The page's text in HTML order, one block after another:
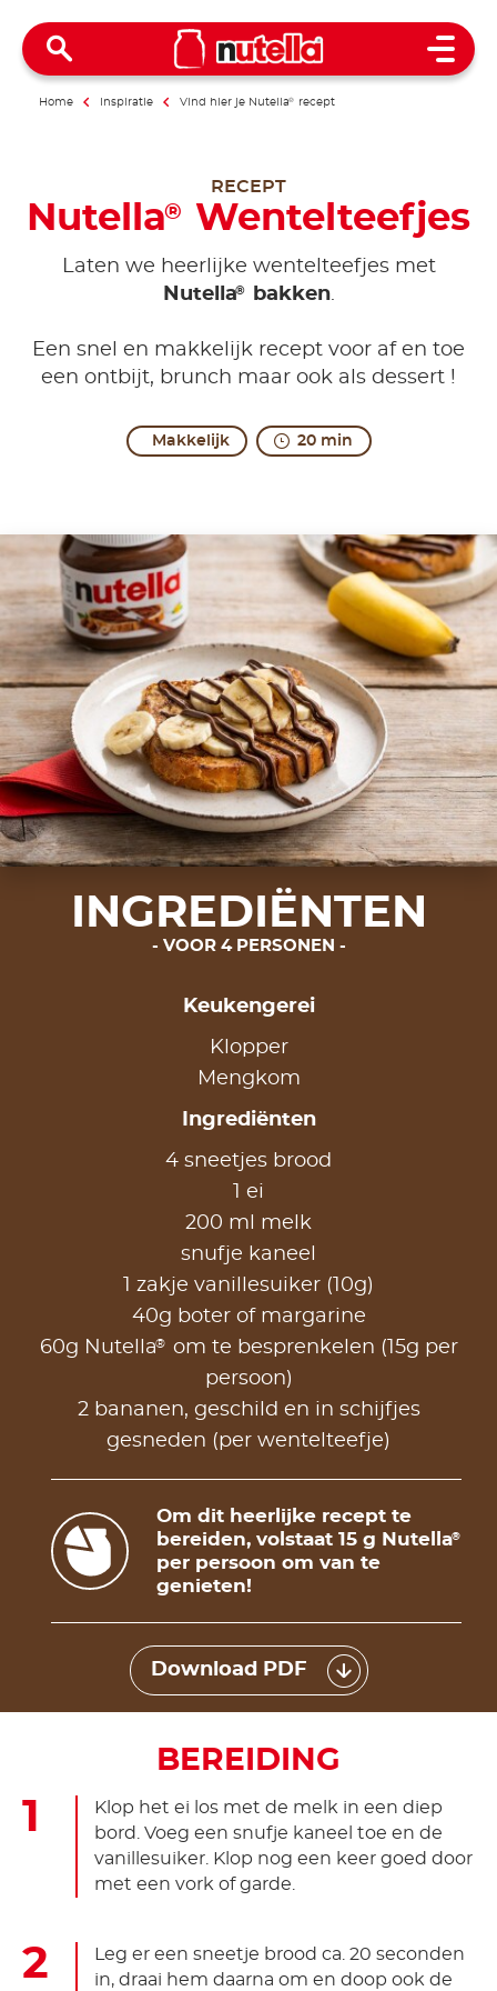
Open
Home Inspiratie Vind hier je Nutella® recept
RECEPT
Nutella® Wentelteefjes
Laten we heerlijke wentelteefjes met
Nutella® bakken.
Een snel en makkelijk recept voor af en toe
een ontbijt, brunch maar ook als dessert !
Makkelijk 20 min
INGREDIËNTEN
VOOR 4 PERSONEN
Keukengerei
Klopper
Mengkom
Ingrediënten
4 sneetjes brood
1 ei
200 ml melk
snufje kaneel
1 zakje vanillesuiker (10g)
40g boter of margarine
60g Nutella®
om te besprenkelen (15g per
persoon)
2 bananen, geschild en in schijfjes
gesneden (per wentelteefje)
Om dit heerlijke recept te
bereiden, volstaat 15 g Nutella®
per persoon om van te
genieten!
Download PDF
BEREIDING
Klop het ei los met de melk in een diep
bord. Voeg een snufje kaneel toe en de
vanillesuiker. Klop nog een keer goed door
met een vork of garde.
Leg er een sneetje brood ca. 20 seconden
in, draai hem daarna om en doop ook de